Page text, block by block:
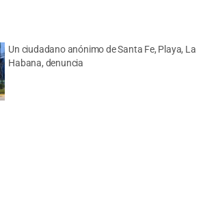
Un ciudadano anónimo de Santa Fe, Playa, La
Habana, denuncia